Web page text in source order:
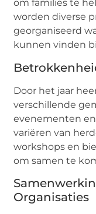
om families te
worden diverse
georganiseerd
kunnen vinden
Door het jaar
verschillende
evenementen
variëren van
workshops en
om samen te
Organisaties